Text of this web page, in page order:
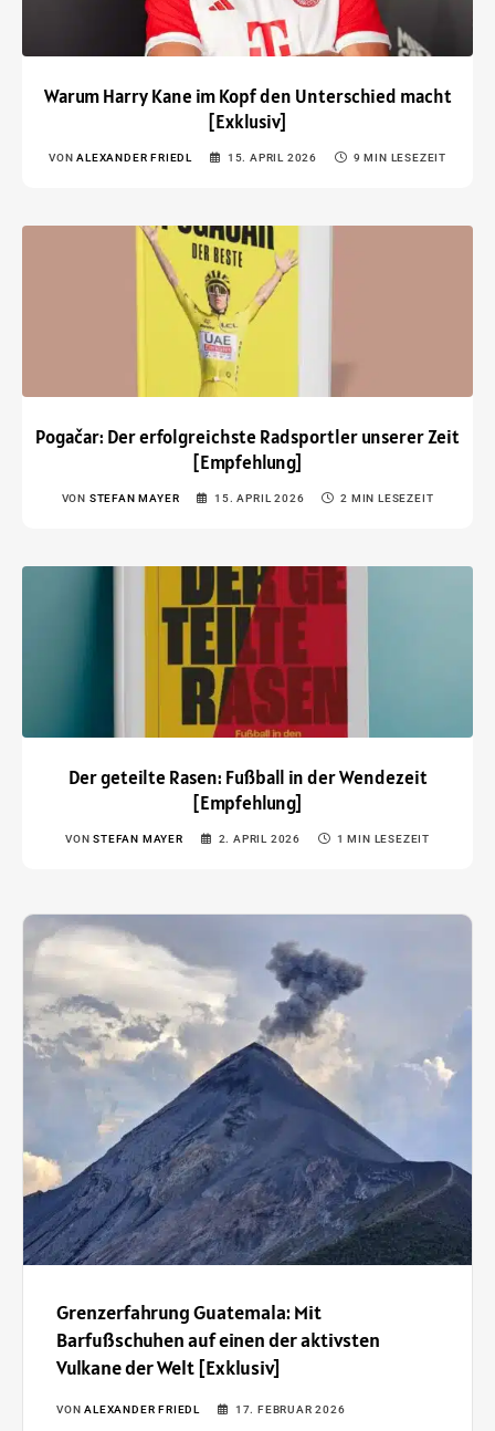
Warum Harry Kane im Kopf den Unterschied macht
[Exklusiv]
VONALEXANDER FRIEDL 15. APRIL 2026 9 MIN LESEZEIT
Pogačar: Der erfolgreichste Radsportler unserer Zeit
[Empfehlung]
VON STEFAN MAYER 15. APRIL 2026 2 MIN LESEZEIT
Der geteilte Rasen: Fußball in der Wendezeit
[Empfehlung]
VONSTEFAN MAYER 2. APRIL 2026 1 MIN LESEZEIT
Grenzerfahrung Guatemala: Mit
Barfußschuhen auf einen der aktivsten
Vulkane der Welt [Exklusiv]
VONALEXANDER FRIEDL 17. FEBRUAR 2026